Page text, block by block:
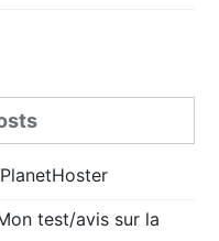
test/avis sur la